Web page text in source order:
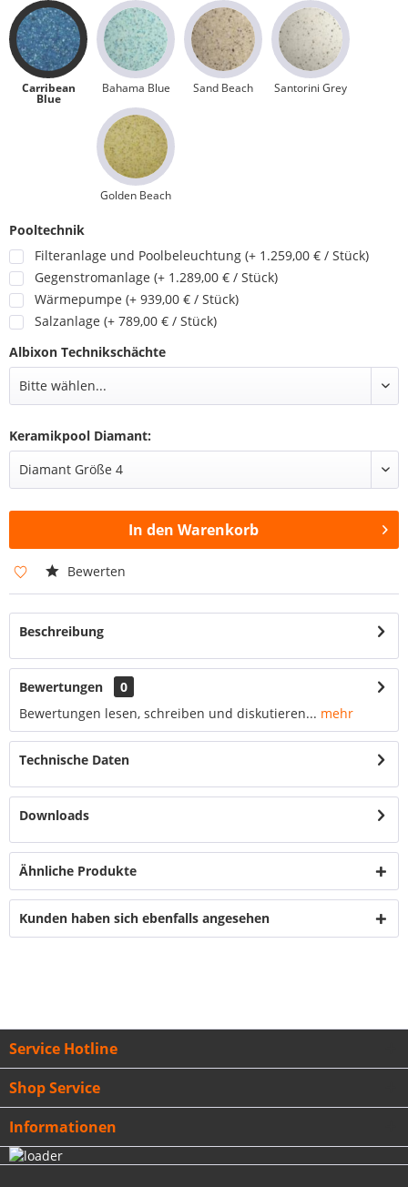
Carribean
Blue
Bahama Blue Sand Beach Santorini Grey
Golden Beach
Pooltechnik
Filteranlage und Poolbeleuchtung (+ 1.259,00 € / Stück)
Gegenstromanlage (+ 1.289,00 € / Stück)
Wärmepumpe (+ 939,00 € / Stück)
Salzanlage (+ 789,00 € / Stück)
Albixon Technikschächte
Keramikpool Diamant:
In den Warenkorb
Bewerten
Beschreibung
Bewertungen
0
Bewertungen lesen, schreiben und diskutieren... mehr
Technische Daten
Downloads
Ähnliche Produkte
Kunden haben sich ebenfalls angesehen
Service Hotline
Shop Service
Informationen